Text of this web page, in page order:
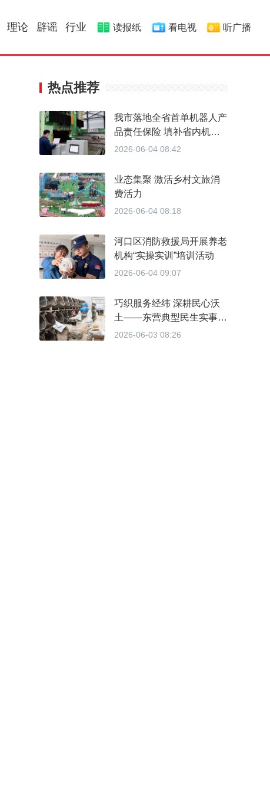
理论 辟谣 行业 读报纸 看电视 听广播
热点推荐
我市落地全省首单机器人产
品责任保险 填补省内机器
人商用运营专属保险服务的
2026-06-04 08:42
业态集聚 激活乡村文旅消
费活力
2026-06-04 08:18
河口区消防救援局开展养老
机构“实操实训”培训活动
2026-06-04 09:07
巧织服务经纬 深耕民心沃
土——东营典型民生实事项
目行进式采访纪实
2026-06-03 08:26